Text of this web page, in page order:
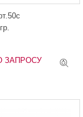
ЗАПРОСУ